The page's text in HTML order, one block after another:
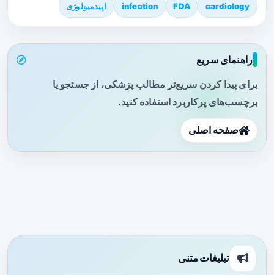
cardiology
FDA
infection اپیدمیولوژی
راهنمای سریع
برای پیدا کردن سریع‌تر مطالب پزشکی، از جستجو یا
برچسب‌های پرکاربرد استفاده کنید.
صفحه اصلی
تبلیغات متنی